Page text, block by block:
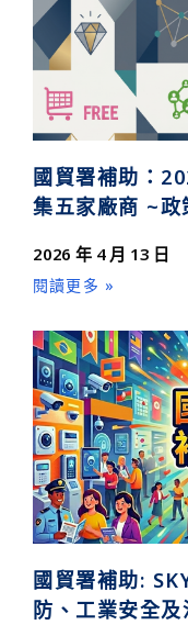
國貿署補助：
集五家廠商 ~政
2026 年 4 月 13 日
閱讀更多 »
國貿署補助:
防、工業安全